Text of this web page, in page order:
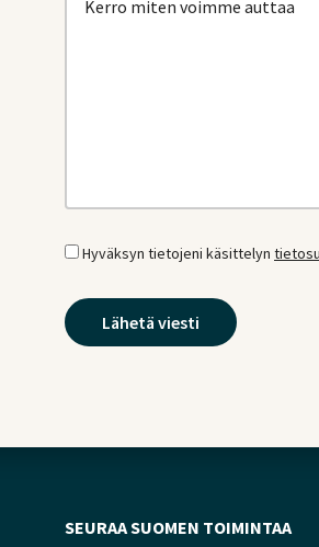
Hyväksyn tietojeni käsittelyn
SEURAA SUOMEN TOIMINTAA